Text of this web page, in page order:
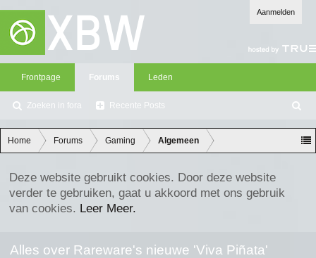
Aanmelden
Frontpage Forums
Zoeken in fora Recente Posts
Leden
oe
ke
n
Home Forums Gaming Algemeen
Deze website gebruikt cookies. Door deze website
verder te gebruiken, gaat u akkoord met ons gebruik
van cookies. Leer Meer.
Alles over Rareware's nieuwe 'Viva Piñata'